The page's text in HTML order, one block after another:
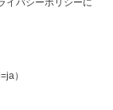
イバシーポリシーに
）